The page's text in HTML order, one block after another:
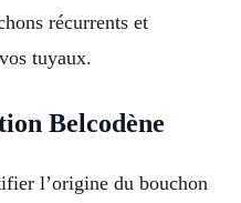
récurrents et
tuyaux.
Belcodène
l’origine du bouchon